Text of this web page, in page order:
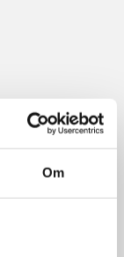
Om
og effektivt.
udvalg af